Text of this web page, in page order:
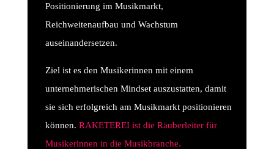
Positionierung im Musikmarkt,
Reichweitenaufbau und Wachstum
auseinandersetzen.
Ziel ist es den Musikerinnen mit einem
unternehmerischen Mindset auszustatten, damit
sie sich erfolgreich am Musikmarkt positionieren
können. RAKETEREI ist die Räuberleiter für
Musikerinnen in die Musikbranche.